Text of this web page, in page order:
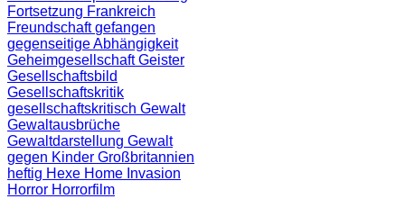
Fortsetzung Frankreich
Freundschaftgefangen
gegenseitige Abhängigkeit
GeheimgesellschaftGeister
Gesellschaftsbild
Gesellschaftskritik
gesellschaftskritisch Gewalt
Gewaltausbrüche
Gewaltdarstellung Gewalt
gegen Kinder Großbritannien
heftig Hexe Home Invasion
Horror Horrorfilm